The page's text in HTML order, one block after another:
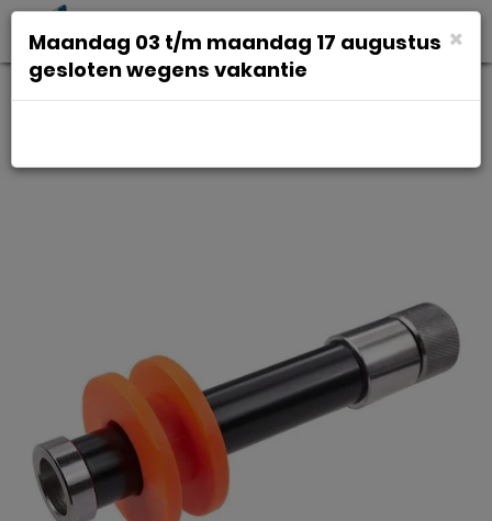
×
Maandag 03 t/m maandag 17 augustus
gesloten wegens vakantie